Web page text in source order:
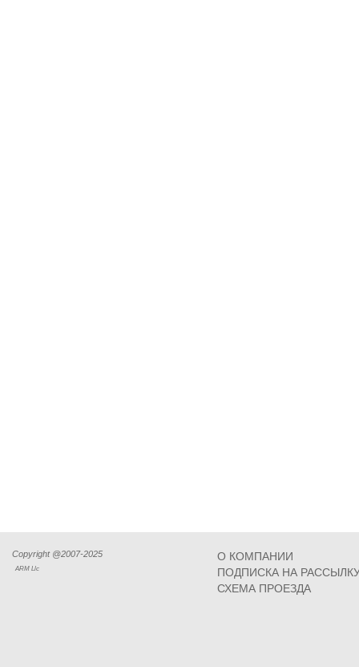
Copyright @2007-2025
ARM Llc
О КОМПАНИИ
ПОДПИСКА НА
СХЕМА ПРОЕЗДА